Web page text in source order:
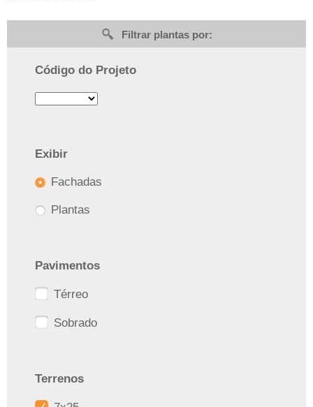
Filtrar plantas por:
Código do Projeto
Exibir
Fachadas
Plantas
Pavimentos
Térreo
Sobrado
Terrenos